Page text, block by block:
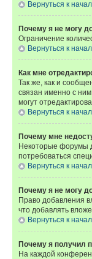
Вернуться к
Почему я не могу
Ограничение
Вернуться к
Как мне
Так же, как и
связан именно с
могут
Вернуться к
Почему мне
Некоторые форумы
потребоваться
Вернуться к
Почему я не могу
Право добавления
что добавлять
Вернуться к
Почему я получил
На каждой